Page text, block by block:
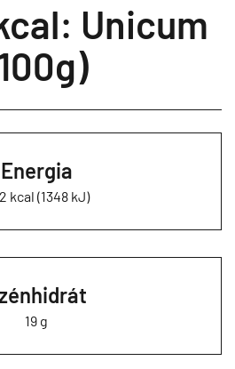
Unicum
Energia
kcal (1348 kJ)
19 g